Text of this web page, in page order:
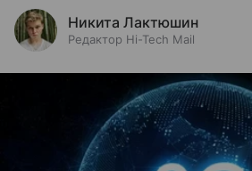
Никита Лактюшин
Редактор Hi-Tech Mail